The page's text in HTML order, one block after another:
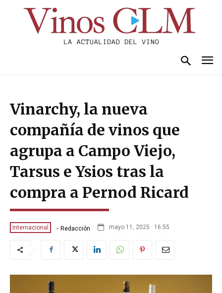
Vinarchy, la nueva
compañía de vinos que
agrupa a Campo Viejo,
Tarsus e Ysios tras la
compra a Pernod Ricard
Internacional - Redacción mayo 11, 2025 · 16:55